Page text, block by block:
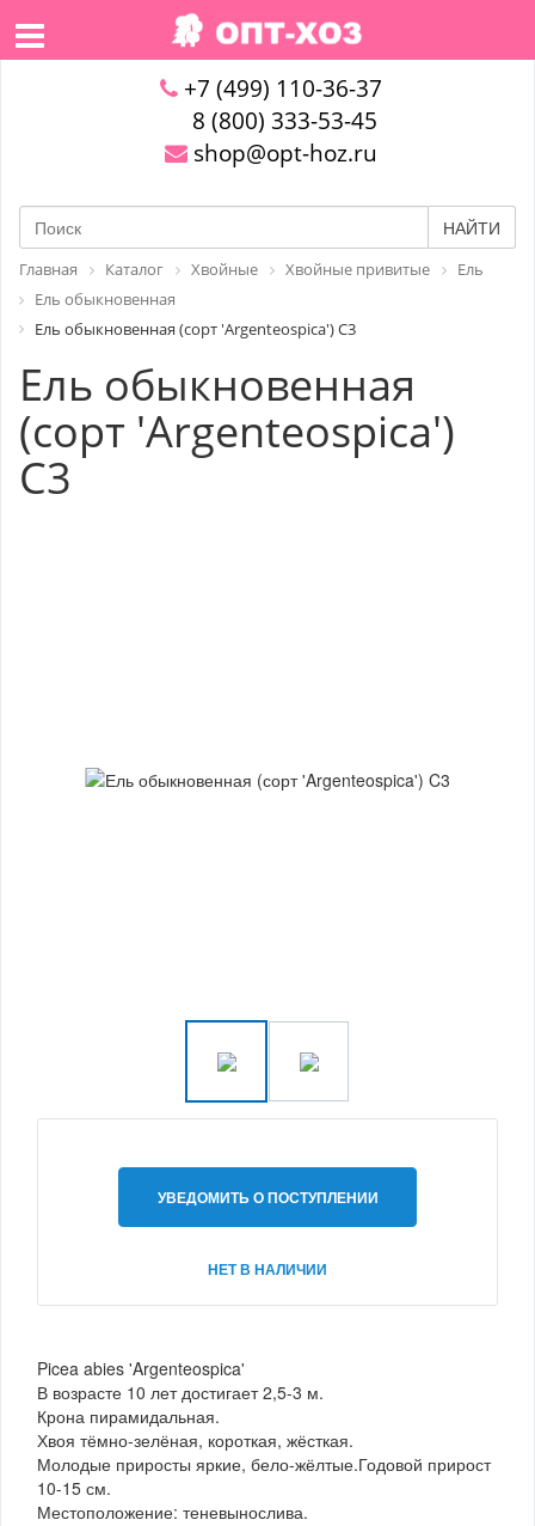
+7 (499) 110-36-37
8 (800) 333-53-45
shop@opt-hoz.ru
НАЙТИ
Главная Каталог Хвойные Хвойные привитые
Ель
Ель обыкновенная
Ель обыкновенная (сорт 'Argenteospica') C3
Ель обыкновенная
(сорт 'Argenteospica')
C3
УВЕДОМИТЬ О ПОСТУПЛЕНИИ
НЕТ В НАЛИЧИИ
Picea abies 'Argenteospica'
В возрасте 10 лет достигает 2,5-3 м.
Крона пирамидальная.
Хвоя тёмно-зелёная, короткая, жёсткая.
Молодые приросты яркие, бело-жёлтые.Годовой прирост
10-15 см.
Местоположение: теневынослива.